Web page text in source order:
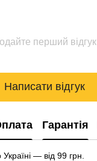
перший відгук
Написати відгук
Гарантія
— від 99 грн.